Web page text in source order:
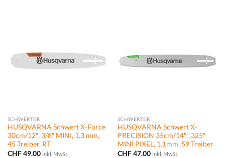
SCHWERTER
HUSQVARNA Schwert X-Force
30cm/12″, 3/8″ MINI, 1.3 mm,
45 Treiber, RT
CHF49.00 inkl. MwSt
SCHWERTER
HUSQVARNA Schwert X-
PRECISION 35cm/14″, .325″
MINI PIXEL, 1.1mm, 59 Treiber
CHF47.00 inkl. MwSt